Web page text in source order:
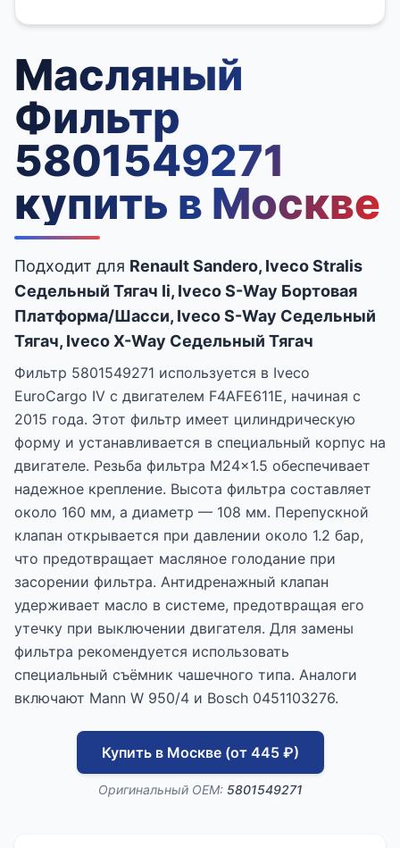
Масляный
Фильтр
5801549271
купить в Москве
Подходит для Renault Sandero, Iveco Stralis
Седельный Тягач Ii, Iveco S-Way Бортовая
Платформа/Шасси, Iveco S-Way Седельный
Тягач, Iveco X-Way Седельный Тягач
Фильтр 5801549271 используется в Iveco
EuroCargo IV с двигателем F4AFE611E, начиная с
2015 года. Этот фильтр имеет цилиндрическую
форму и устанавливается в специальный корпус на
двигателе. Резьба фильтра M24x1.5 обеспечивает
надежное крепление. Высота фильтра составляет
около 160 мм, а диаметр — 108 мм. Перепускной
клапан открывается при давлении около 1.2 бар,
что предотвращает масляное голодание при
засорении фильтра. Антидренажный клапан
удерживает масло в системе, предотвращая его
утечку при выключении двигателя. Для замены
фильтра рекомендуется использовать
специальный съёмник чашечного типа. Аналоги
включают Mann W 950/4 и Bosch 0451103276.
Купить в Москве (от 445 ₽)
Оригинальный OEM: 5801549271